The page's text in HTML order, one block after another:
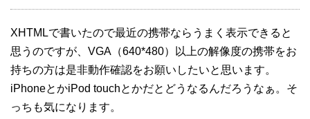
XHTMLで書いたので最近の携帯ならうまく表示できると
思うのですが、VGA（640*480）以上の解像度の携帯をお
持ちの方は是非動作確認をお願いしたいと思います。
iPhoneとかiPod touchとかだとどうなるんだろうなぁ。そ
っちも気になります。